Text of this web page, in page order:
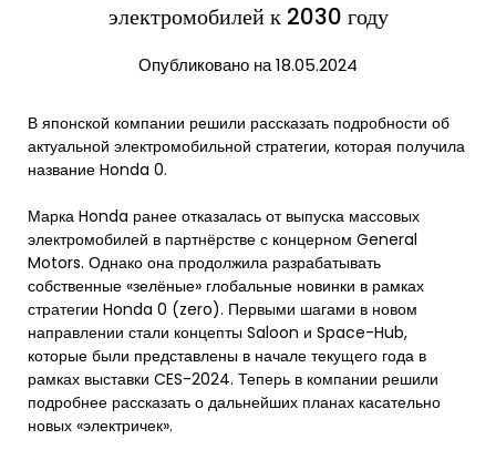
электромобилей к 2030 году
Опубликовано на 18.05.2024
В японской компании решили рассказать подробности об
актуальной электромобильной стратегии, которая получила
название Honda 0.
Марка Honda ранее отказалась от выпуска массовых
электромобилей в партнёрстве с концерном General
Motors. Однако она продолжила разрабатывать
собственные «зелёные» глобальные новинки в рамках
стратегии Honda 0 (zero). Первыми шагами в новом
направлении стали концепты Saloon и Space-Hub,
которые были представлены в начале текущего года в
рамках выставки CES-2024. Теперь в компании решили
подробнее рассказать о дальнейших планах касательно
новых «электричек».